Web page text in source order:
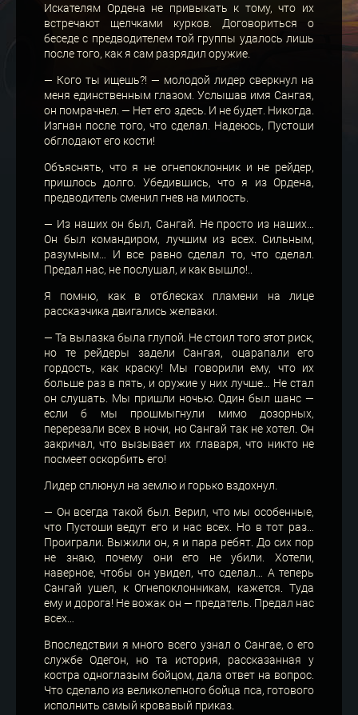
Искателям Ордена не привыкать к тому, что их
встречают щелчками курков. Договориться о
беседе с предводителем той группы удалось лишь
после того, как я сам разрядил оружие.
— Кого ты ищешь?! — молодой лидер сверкнул на
меня единственным глазом. Услышав имя Сангая,
он помрачнел. — Нет его здесь. И не будет. Никогда.
Изгнан после того, что сделал. Надеюсь, Пустоши
обглодают его кости!
Объяснять, что я не огнепоклонник и не рейдер,
пришлось долго. Убедившись, что я из Ордена,
предводитель сменил гнев на милость.
— Из наших он был, Сангай. Не просто из наших…
Он был командиром, лучшим из всех. Сильным,
разумным… И все равно сделал то, что сделал.
Предал нас, не послушал, и как вышло!..
Я помню, как в отблесках пламени на лице
рассказчика двигались желваки.
— Та вылазка была глупой. Не стоил того этот риск,
но те рейдеры задели Сангая, оцарапали его
гордость, как краску! Мы говорили ему, что их
больше раз в пять, и оружие у них лучше… Не стал
он слушать. Мы пришли ночью. Один был шанс —
если б мы прошмыгнули мимо дозорных,
перерезали всех в ночи, но Сангай так не хотел. Он
закричал, что вызывает их главаря, что никто не
посмеет оскорбить его!
Лидер сплюнул на землю и горько вздохнул.
— Он всегда такой был. Верил, что мы особенные,
что Пустоши ведут его и нас всех. Но в тот раз…
Проиграли. Выжили он, я и пара ребят. До сих пор
не знаю, почему они его не убили. Хотели,
наверное, чтобы он увидел, что сделал… А теперь
Сангай ушел, к Огнепоклонникам, кажется. Туда
ему и дорога! Не вожак он — предатель. Предал нас
всех…
Впоследствии я много всего узнал о Сангае, о его
службе Одегон, но та история, рассказанная у
костра одноглазым бойцом, дала ответ на вопрос.
Что сделало из великолепного бойца пса, готового
исполнить самый кровавый приказ.